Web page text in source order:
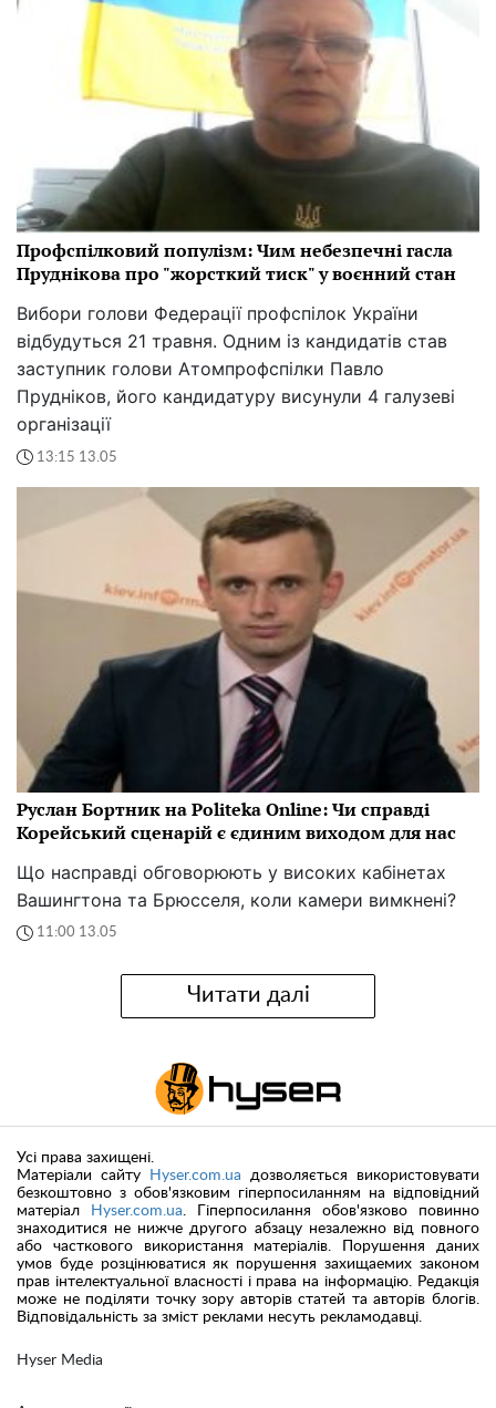
Профспілковий популізм: Чим небезпечні гасла
Пруднікова про "жорсткий тиск" у воєнний стан
Вибори голови Федерації профспілок України
відбудуться 21 травня. Одним із кандидатів став
заступник голови Атомпрофспілки Павло
Прудніков, його кандидатуру висунули 4 галузеві
організації
13:15 13.05
Руслан Бортник на Politeka Online: Чи справді
Корейський сценарій є єдиним виходом для нас
Що насправді обговорюють у високих кабінетах
Вашингтона та Брюсселя, коли камери вимкнені?
11:00 13.05
Читати далі
Hyser Media
Усі права захищені.
Матеріали сайту
Hyser.com.ua дозволяється використовувати
безкоштовно з обов'язковим гіперпосиланням на відповідний
матеріал
Hyser.com.ua. Гіперпосилання обов'язково повинно
знаходитися не нижче другого абзацу незалежно від повного
або часткового використання матеріалів. Порушення даних
умов буде розцінюватися як порушення захищаемих законом
прав інтелектуальної власності і права на інформацію. Редакція
може не поділяти точку зору авторів статей та авторів блогів.
Відповідальність за зміст реклами несуть рекламодавці.